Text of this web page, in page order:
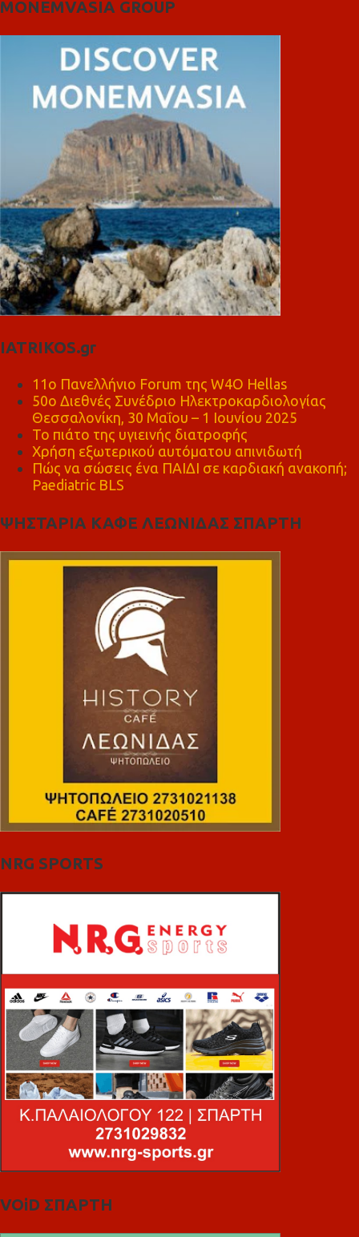
MONEMVASIA GROUP
IATRIKOS.gr
11ο Πανελλήνιο Forum της W4O Hellas
50ο Διεθνές Συνέδριο Ηλεκτροκαρδιολογίας
Θεσσαλονίκη, 30 Μαΐου – 1 Ιουνίου 2025
Το πιάτο της υγιεινής διατροφής
Χρήση εξωτερικού αυτόματου απινιδωτή
Πώς να σώσεις ένα ΠΑΙΔΙ σε καρδιακή ανακοπή;
Paediatric BLS
ΨΗΣΤΑΡΙΑ ΚΑΦΕ ΛΕΩΝΙΔΑΣ ΣΠΑΡΤΗ
NRG SPORTS
VOiD ΣΠΑΡΤΗ